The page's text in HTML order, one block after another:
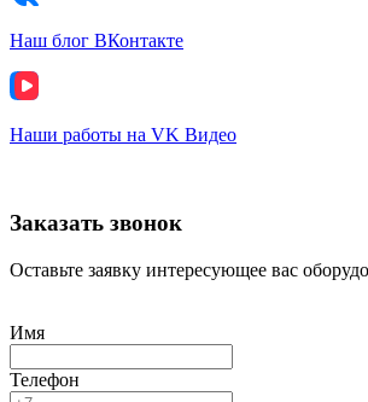
Наш блог ВКонтакте
Наши работы на VK Видео
Заказать звонок
Оставьте заявку интересующее вас
Имя
Телефон